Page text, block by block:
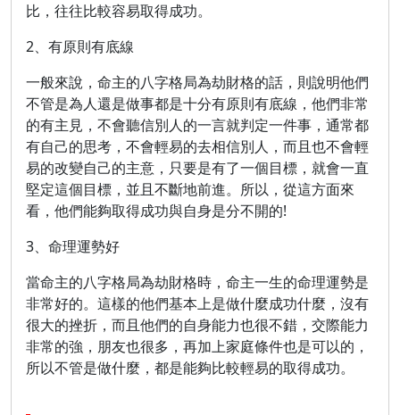
比，往往比較容易取得成功。
2、有原則有底線
一般來說，命主的八字格局為劫財格的話，則說明他們
不管是為人還是做事都是十分有原則有底線，他們非常
的有主見，不會聽信別人的一言就判定一件事，通常都
有自己的思考，不會輕易的去相信別人，而且也不會輕
易的改變自己的主意，只要是有了一個目標，就會一直
堅定這個目標，並且不斷地前進。所以，從這方面來
看，他們能夠取得成功與自身是分不開的!
3、命理運勢好
當命主的八字格局為劫財格時，命主一生的命理運勢是
非常好的。這樣的他們基本上是做什麼成功什麼，沒有
很大的挫折，而且他們的自身能力也很不錯，交際能力
非常的強，朋友也很多，再加上家庭條件也是可以的，
所以不管是做什麼，都是能夠比較輕易的取得成功。